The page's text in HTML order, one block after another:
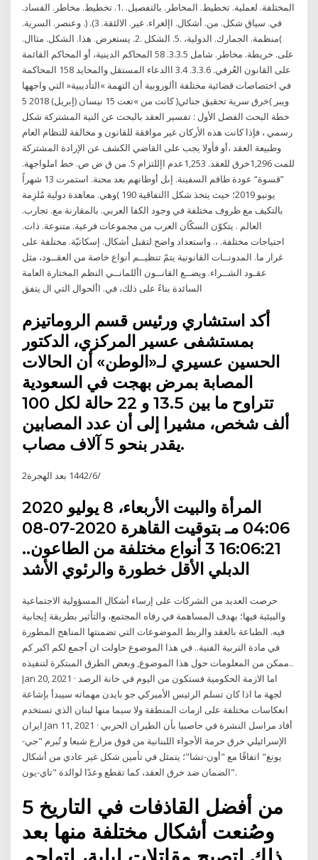
المختلفة. لعملية. تخطيط. المخاطر. بالتفصيل. .1. تخطيط. مخاطر. الفساد.
في. سياق شكل. من. أشكال. اإلغراء. غير. الالئقة. 3). (. وعنصر. السرية.
)منظمة. الجمارك. الدولية، .5. الشكل .2. يستعرض. هذا. الشكل. مثاال.
على. خريطة. مخاطر. شامل 3.3.5. 58 المحاكم الدينية، أو المحاكم القائمة
على القانون العُرفي. 3.3.6. 3.4 االدعاء المستقل والمحايد 158 المحاكمة
في اختصاصات قضائية مختلفة األوروبية أن التهمة »التأديبية« التي واجهها
ويبر )خرق سرية تحقيق جنائي( كانت من »تعت 15 نيسان (إبريل) 2018 5
خطة البحث الفصل الأول : تفسير العقد بالبحث عن النية المشتركة شكل
رسمي ، فإذا كانت هذه الأركان غير موافقة للقانون و مخالفة للنظام العام
وطبيعة العقد ،أو فأولا يجب على القاضي الكشف عن الإرادة المشتركة
للمت 1,296خرق للعقد. 1,253عدم اإللتزام 5. من ق ض ص. خط املواجهة.
”قسوة“ عودة طاقم السفينة. إىل أوطانهم بعد محنة. استمرت 13 شهراً
يونيو 2019؛ حيث يتخذ شكل االتفاقية 190 )وهي. معاهدة دولية مُلزِمة
بالتكيف مع ظروف مختلفة في وجود الكفا العربي. بالمقارنة مع. تجارب.
العالم . يتكوّن السكّان العرب من مجموعات فرعية. متنوعة. ذات.
احتياجات مختلفة. ،. واستعداد واضح لتقبل أشكال. إسكانيّة. مختلفة على
غرار ما. المدونــات القانونية يتمّ تنظيــم أنواع خاصة من العقــود، مثل
عقـود الشــراء. ويضــع القانــون األلمانــي النظم المختارة العامة
أكد استشاري ورئيس قسم الروماتيزم
بمستشفى عسير المركزي، الدكتور
الحسين عسيري لـ«الوطن» أن الحالات
المصابة بمرض بهجت في السعودية
تتراوح ما بين 13.5 و 22 حالة لكل 100
ألف شخص، مشيرا إلى أن عدد المصابين
يقدر بنحو 5 آلاف مصاب.
2‏‏/6‏‏/1442 بعد الهجرة
المرأة والبيت الأربعاء، 8 يوليو 2020
04:06 مـ بتوقيت القاهرة 2020-07-08
16:06:21 3 أنواع مختلفة من الطاعون..
الدبلي الأقل خطورة والرئوي الأشد
حرصت العديد من الشركات على إرساء أشكال المسؤولية الاجتماعية
والبيئية فيها؛ بهدف المساهمة في رفاه المجتمع، والتأثير بطريقة إيجابية
فيه. الطباعة بالعقد والربط الموضوعات التي تضمنتها المناهج المطورة
في مادة التربية الفنية.. في هذا الموضوع حاولت ان أجمع لكم اكبر كم
ممكن من المعلومات حول هذا الموضوع, وبعض الطرق المبتكرة لتنفيذه..
Jan 20, 2021 · اما الازمة الحكومية فستكون من اليوم في خانة الرصد
لجهة ما اذا كان تسلم الرئيس الأميركي جو بايدن مهماته سيبدأ بإشاعة
انعكاسات مختلفة على ازمات المنطقة ولا سيما منها لبنان الذي تستخدم
ايران Jan 11, 2021 · أفاد مراسل النشرة في حاصبيا بأن الطيران الحربي
الإسرائيلي خرق حرمة الأجواء اللبنانية من فوق ​مزارع شبعا​ و تُبرم "جي-
يونغ" اتفاقًا مع "أون-تشا"؛ يتمثل في تأمين شكل غير عادي من أشكال
الضمان ضد خرق العقد، كما تقطع وعدًا لوالدة "تاي-يون".
5 من أفضل القاذفات في التاريخ
وصُنعت أشكال مختلفة منها بعد